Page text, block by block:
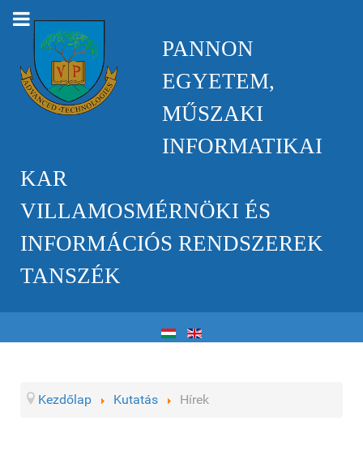
PANNON
EGYETEM,
MŰSZAKI
INFORMATIKAI
KAR
VILLAMOSMÉRNÖKI ÉS
INFORMÁCIÓS RENDSZEREK
TANSZÉK
Kezdőlap Kutatás Hírek